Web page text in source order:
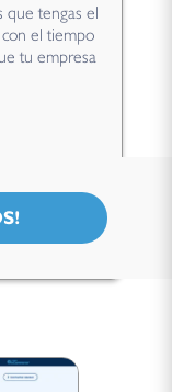
que tengas el
el tiempo
tu empresa